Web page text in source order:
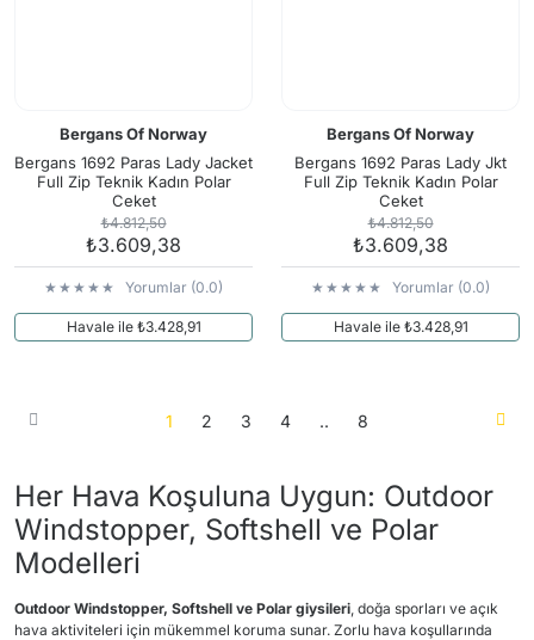
Bergans Of Norway
Bergans 1692 Paras Lady Jacket
Full Zip Teknik Kadın Polar
Ceket
₺4.812,50
₺3.609,38
Yorumlar (0.0)
Havale ile ₺3.428,91
Bergans Of Norway
Bergans 1692 Paras Lady Jkt
Full Zip Teknik Kadın Polar
Ceket
₺4.812,50
₺3.609,38
Yorumlar (0.0)
Havale ile ₺3.428,91
1 2 3 4 .. 8
Her Hava Koşuluna Uygun: Outdoor
Windstopper, Softshell ve Polar
Modelleri
Outdoor Windstopper, Softshell ve Polar giysileri, doğa sporları ve açık
hava aktiviteleri için mükemmel koruma sunar. Zorlu hava koşullarında